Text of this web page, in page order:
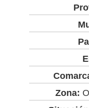
Zona: